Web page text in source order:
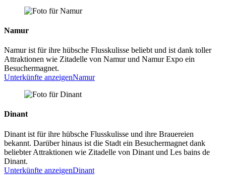
Namur
Namur ist für ihre hübsche Flusskulisse beliebt und ist dank toller
Attraktionen wie Zitadelle von Namur und Namur Expo ein
Besuchermagnet.
Unterkünfte anzeigenNamur
Dinant
Dinant ist für ihre hübsche Flusskulisse und ihre Brauereien
bekannt. Darüber hinaus ist die Stadt ein Besuchermagnet dank
beliebter Attraktionen wie Zitadelle von Dinant und Les bains de
Dinant.
Unterkünfte anzeigenDinant